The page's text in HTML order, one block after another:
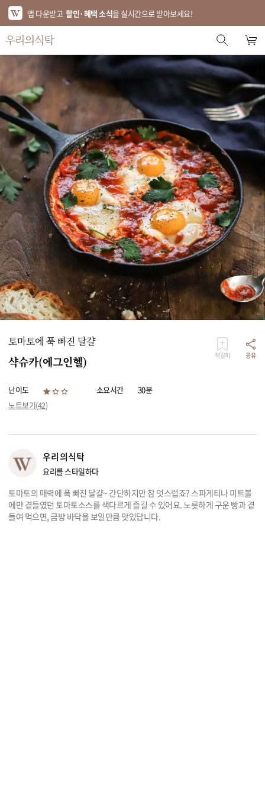
앱 다운받고 할인·혜택 소식을 실시간으로 받아보세요!
스토어 홈
에디터 추천
한정특가
베스트
신상품
기획전
브랜드
푸드
키친
리빙
가전
토마토에 푹 빠진 달걀
샥슈카(에그인헬) 책갈피 공유
난이도 소요시간
30분
노트보기(42)
우리의식탁
요리를 스타일하다
토마토의 매력에 폭 빠진 달걀~ 간단하지만 참 멋스럽죠? 스파게티나 미트볼
에만 곁들였던 토마토소스를 색다르게 즐길 수 있어요. 노릇하게 구운 빵과 곁
들여 먹으면, 금방 바닥을 보일만큼 맛있답니다.